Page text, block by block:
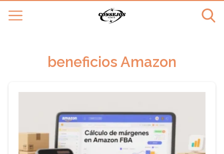
beneficios Amazon